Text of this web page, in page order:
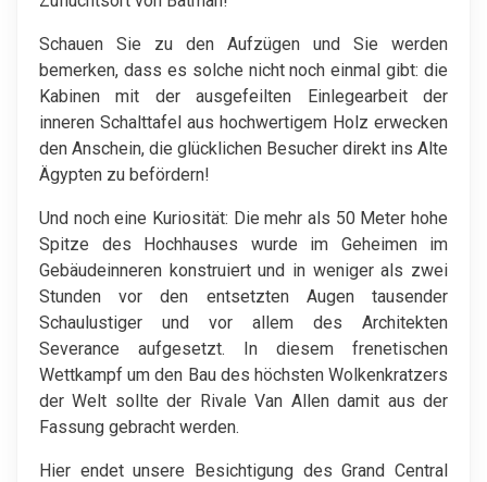
Schauen Sie zu den Aufzügen und Sie werden
bemerken, dass es solche nicht noch einmal gibt: die
Kabinen mit der ausgefeilten Einlegearbeit der
inneren Schalttafel aus hochwertigem Holz erwecken
den Anschein, die glücklichen Besucher direkt ins Alte
Ägypten zu befördern!
Und noch eine Kuriosität: Die mehr als 50 Meter hohe
Spitze des Hochhauses wurde im Geheimen im
Gebäudeinneren konstruiert und in weniger als zwei
Stunden vor den entsetzten Augen tausender
Schaulustiger und vor allem des Architekten
Severance aufgesetzt. In diesem frenetischen
Wettkampf um den Bau des höchsten Wolkenkratzers
der Welt sollte der Rivale Van Allen damit aus der
Fassung gebracht werden.
Hier endet unsere Besichtigung des Grand Central